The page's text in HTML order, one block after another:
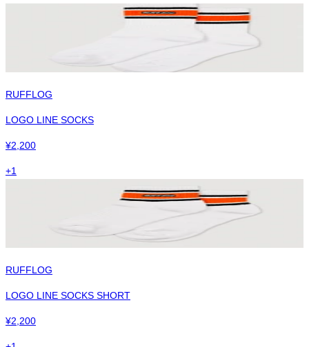
RUFFLOG
LOGO LINE SOCKS
¥2,200
+1
RUFFLOG
LOGO LINE SOCKS SHORT
¥2,200